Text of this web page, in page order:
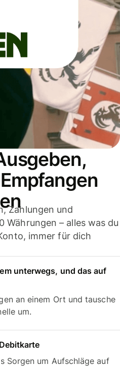
Zahlungen und
Währungen – alles was du
immer für dich
unterwegs, und das auf
an einem Ort und tausche
um.
Sorgen um Aufschläge auf